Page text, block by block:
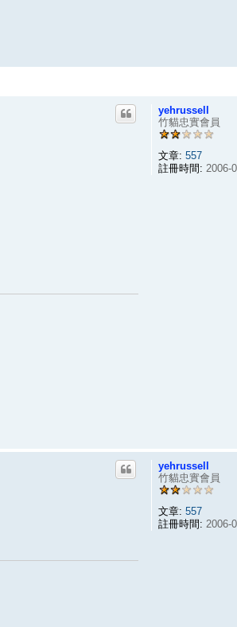
yehrussell
竹貓忠實會員
文章: 557
註冊時間: 2006-
yehrussell
竹貓忠實會員
文章: 557
註冊時間: 2006-